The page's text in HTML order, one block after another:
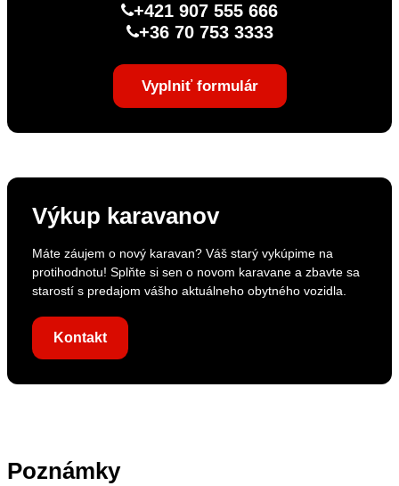
+421 907 555 666
+36 70 753 3333
Vyplniť formulár
Výkup karavanov
Máte záujem o nový karavan? Váš starý vykúpime na
protihodnotu! Splňte si sen o novom karavane a zbavte sa
starostí s predajom vášho aktuálneho obytného vozidla.
Kontakt
Poznámky